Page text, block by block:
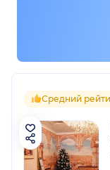
Средний